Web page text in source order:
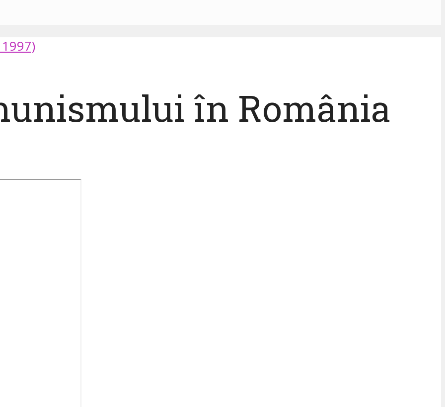
în România